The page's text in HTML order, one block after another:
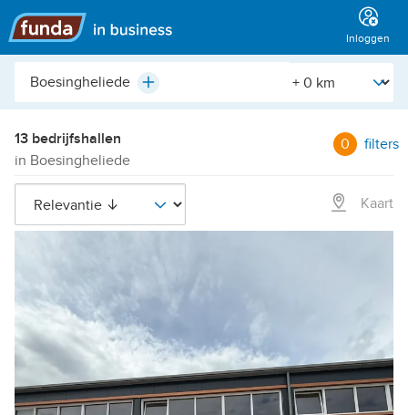
Hoofdmenu
Inloggen
Plaats,
etc.
Plus [Straal]
13 bedrijfshallen
in Boesingheliede
0 filters
Kaart